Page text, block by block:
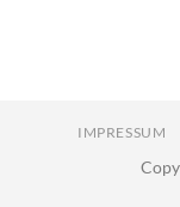
IMPRESSUM